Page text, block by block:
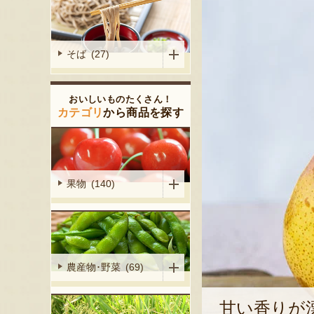
甘い香りが
そば (27)
おいしいものたくさん！
カテゴリから商品を探す
果物 (140)
農産物･野菜 (69)